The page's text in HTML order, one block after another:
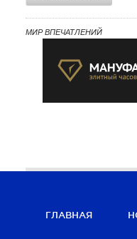
МИР ВПЕЧАТЛЕНИЙ
ГЛАВНАЯ